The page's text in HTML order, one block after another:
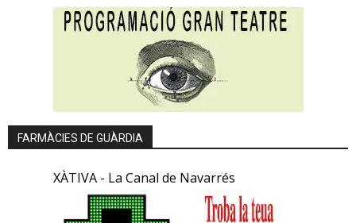
FARMÀCIES DE GUÀRDIA
XÀTIVA - La Canal de Navarrés